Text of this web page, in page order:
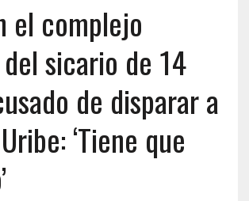
el complejo
sicario de 14
de disparar a
‘Tiene que